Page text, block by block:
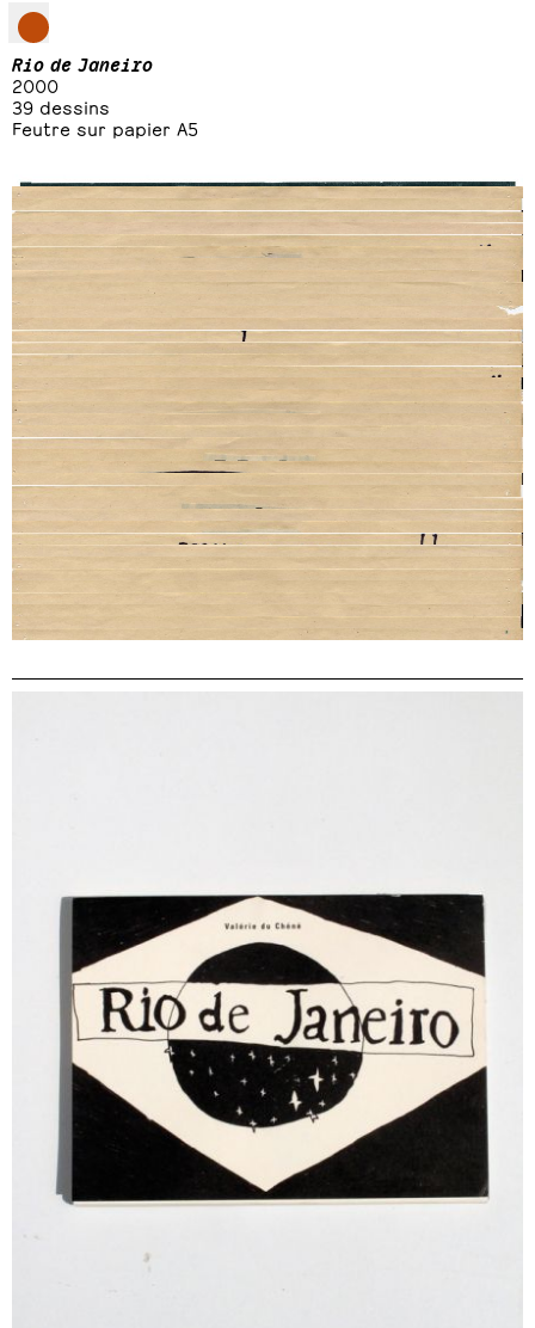
Rio de Janeiro
2000
39 dessins
Feutre sur papier A5